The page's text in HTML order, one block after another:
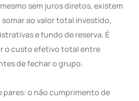
sem juros diretos, existem
ao valor total investido,
e fundo de reserva. É
o custo efetivo total entre
de fechar o grupo.
pares: o não cumprimento de